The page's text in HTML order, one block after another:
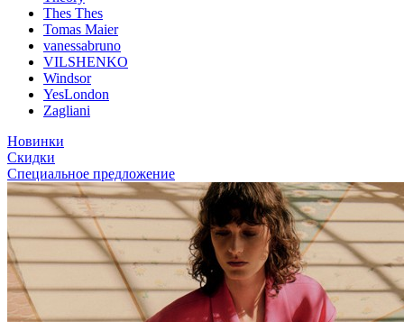
Thes Thes
Tomas Maier
vanessabruno
VILSHENKO
Windsor
YesLondon
Zagliani
Новинки
Скидки
Специальное предложение